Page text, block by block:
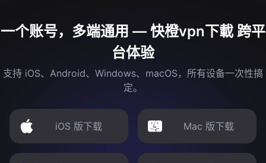
一个账号，多端通用 — 快橙vpn下載 跨平
台体验
支持 iOS、Android、Windows、macOS，所有设备一次性搞
定。
iOS 版下载 Mac 版下载